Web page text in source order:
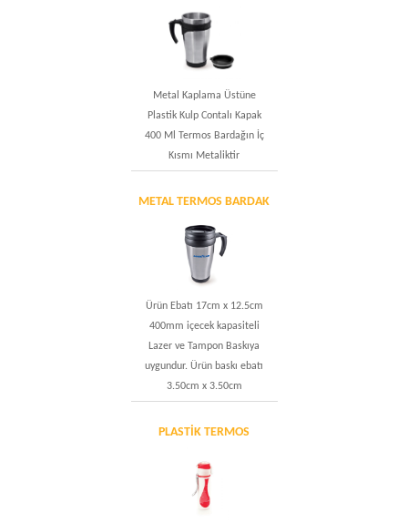
Metal Kaplama Üstüne
Plastik Kulp Contalı Kapak
400 Ml Termos Bardağın İç
Kısmı Metaliktir
METAL TERMOS BARDAK
Ürün Ebatı 17cm x 12.5cm
400mm içecek kapasiteli
Lazer ve Tampon Baskıya
uygundur. Ürün baskı ebatı
3.50cm x 3.50cm
PLASTIK TERMOS